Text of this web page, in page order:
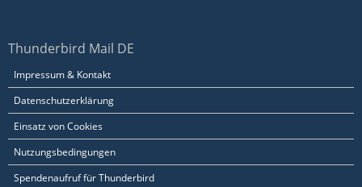
Thunderbird Mail DE
Impressum & Kontakt
Datenschutzerklärung
Einsatz von Cookies
Nutzungsbedingungen
Spendenaufruf für Thunderbird